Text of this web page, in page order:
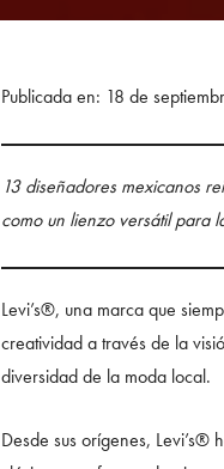
Publicada en: 18 de
13 diseñadores mexicanos
como un lienzo versátil para
Levi’s®, una marca que
creatividad a través de la
diversidad de la moda local.
Desde sus orígenes,